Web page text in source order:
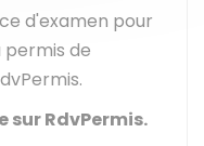
d'examen pour
de
sur RdvPermis.